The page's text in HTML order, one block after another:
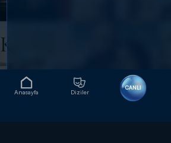
Anasayfa Diziler
CANLI